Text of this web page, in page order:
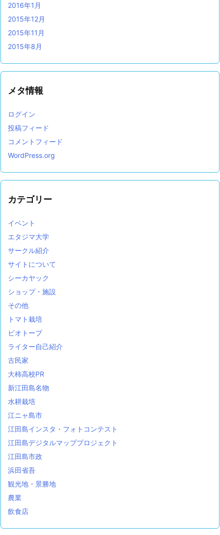
2016年1月
2015年12月
2015年11月
2015年8月
メタ情報
ログイン
投稿フィード
コメントフィード
WordPress.org
カテゴリー
イベント
エタジマ大学
サークル紹介
サイトについて
シーカヤック
ショップ・施設
その他
トマト栽培
ビオトープ
ライター自己紹介
古民家
大柿高校PR
新江田島名物
水耕栽培
江ニャ島市
江田島インスタ・フォトコンテスト
江田島デジタルマッププロジェクト
江田島市政
浜田省吾
観光地・景勝地
農業
飲食店